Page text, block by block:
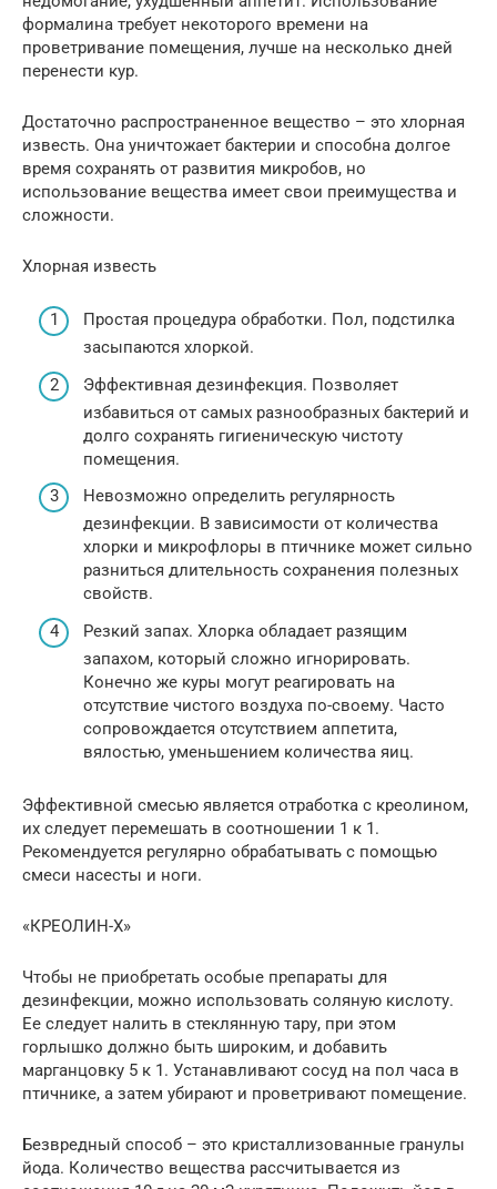
формалина требует некоторого времени на
проветривание помещения, лучше на несколько дней
перенести кур.
Достаточно распространенное вещество – это хлорная
известь. Она уничтожает бактерии и способна долгое
время сохранять от развития микробов, но
использование вещества имеет свои преимущества и
сложности.
Хлорная известь
Простая процедура обработки. Пол, подстилка
засыпаются хлоркой.
Эффективная дезинфекция. Позволяет
избавиться от самых разнообразных бактерий и
долго сохранять гигиеническую чистоту
помещения.
Невозможно определить регулярность
дезинфекции. В зависимости от количества
хлорки и микрофлоры в птичнике может сильно
разниться длительность сохранения полезных
свойств.
Резкий запах. Хлорка обладает разящим
запахом, который сложно игнорировать.
Конечно же куры могут реагировать на
отсутствие чистого воздуха по-своему. Часто
сопровождается отсутствием аппетита,
вялостью, уменьшением количества яиц.
Эффективной смесью является отработка с креолином,
их следует перемешать в соотношении 1 к 1.
Рекомендуется регулярно обрабатывать с помощью
смеси насесты и ноги.
«КРЕОЛИН-Х»
Чтобы не приобретать особые препараты для
дезинфекции, можно использовать соляную кислоту.
Ее следует налить в стеклянную тару, при этом
горлышко должно быть широким, и добавить
марганцовку 5 к 1. Устанавливают сосуд на пол часа в
птичнике, а затем убирают и проветривают помещение.
Безвредный способ – это кристаллизованные гранулы
йода. Количество вещества рассчитывается из